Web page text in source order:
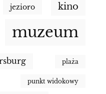
jezioro kino
muzeum
plaża
punkt widokowy